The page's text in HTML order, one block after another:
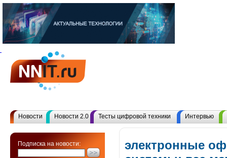
Новости Новости 2.0 Тесты цифровой техники Интервью
Подписка на новости:
электронные